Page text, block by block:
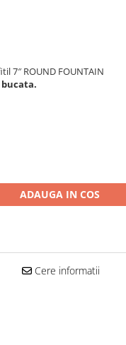
7″ ROUND FOUNTAIN
ADAUGA IN COS
Cere informatii